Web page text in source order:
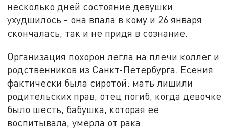
несколько дней состояние девушки
ухудшилось - она впала в кому и 26 января
скончалась, так и не придя в сознание.
Организация похорон легла на плечи коллег и
родственников из Санкт-Петербурга. Есения
фактически была сиротой: мать лишили
родительских прав, отец погиб, когда девочке
было шесть, бабушка, которая её
воспитывала, умерла от рака.